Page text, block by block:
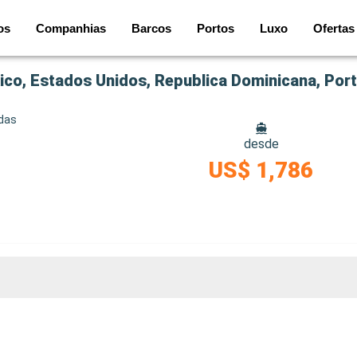
Companhias Barcos Portos Luxo Ofertas
Estados Unidos, Republica Dominicana,
desde
US$ 1,786